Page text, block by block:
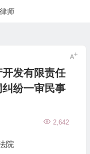
师
发有限责任
纷一审民事
2,642
院